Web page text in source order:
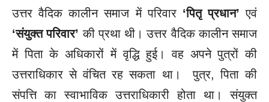
उत्तर वैदिक कालीन समाज में परिवार ‘पितृ प्रधान’ एवं
‘संयुक्त परिवार’ की प्रथा थी। उत्तर वैदिक कालीन समाज
में पिता के अधिकारों में वृद्धि हुई। वह अपने पुत्रों की
उत्तराधिकार से वंचित रह सकता था। पुत्र, पिता की
संपत्ति का स्वाभाविक उत्तराधिकारी होता था। संयुक्त